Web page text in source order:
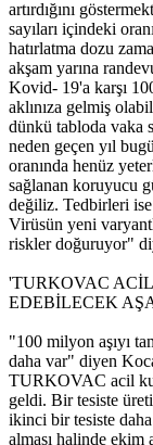
artırdığını
sayıları içindeki
hatırlatma dozu
akşam yarına
Kovid- 19'a karşı
aklınıza gelmiş
dünkü tabloda vaka
neden geçen yıl
oranında henüz
sağlanan koruyucu
değiliz. Tedbirleri
Virüsün yeni
riskler doğuruyor"
'TURKOVAC
EDEBİLECEK
"100 milyon aşıyı
daha var" diyen
TURKOVAC acil
geldi. Bir tesiste
ikinci bir tesiste
alması halinde ekim